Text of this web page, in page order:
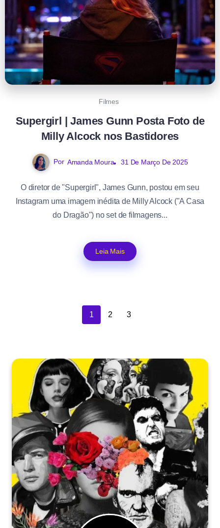
Filmes
Supergirl | James Gunn Posta Foto de
Milly Alcock nos Bastidores
Por Amanda Moura 31 De Março De 2025
O diretor de "Supergirl", James Gunn, postou em seu
Instagram uma imagem inédita de Milly Alcock ("A Casa
do Dragão") no set de filmagens...
Leia Mais
1 2 3